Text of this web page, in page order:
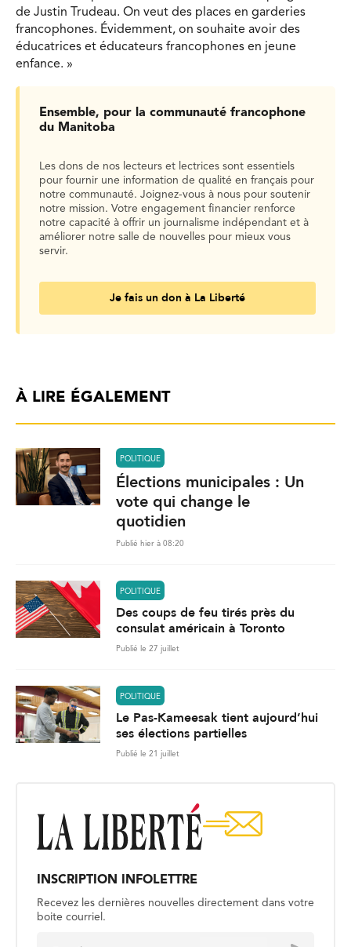
de Justin Trudeau. On veut des places en garderies
francophones. Évidemment, on souhaite avoir des
éducatrices et éducateurs francophones en jeune
enfance. »
Ensemble, pour la communauté francophone
du Manitoba
Les dons de nos lecteurs et lectrices sont essentiels
pour fournir une information de qualité en français pour
notre communauté. Joignez-vous à nous pour soutenir
notre mission. Votre engagement financier renforce
notre capacité à offrir un journalisme indépendant et à
améliorer notre salle de nouvelles pour mieux vous
servir.
Je fais un don à La Liberté
À LIRE ÉGALEMENT
POLITIQUE
Élections municipales : Un
vote qui change le
quotidien
Publié hier à 08:20
POLITIQUE
Des coups de feu tirés près du
consulat américain à Toronto
Publié le 27 juillet
POLITIQUE
Le Pas-Kameesak tient aujourd’hui
ses élections partielles
Publié le 21 juillet
INSCRIPTION INFOLETTRE
Recevez les dernières nouvelles directement dans votre
boite courriel.